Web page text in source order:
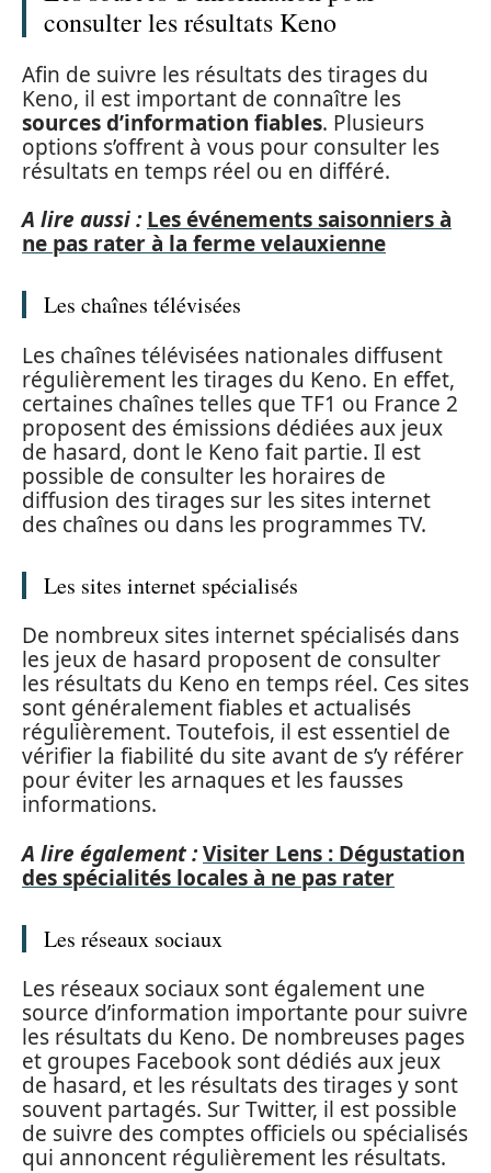
consulter les résultats Keno
Afin de suivre les résultats des tirages du
Keno, il est important de connaître les
sources d’information fiables. Plusieurs
options s’offrent à vous pour consulter les
résultats en temps réel ou en différé.
A lire aussi : Les événements saisonniers à
ne pas rater à la ferme velauxienne
Les chaînes télévisées
Les chaînes télévisées nationales diffusent
régulièrement les tirages du Keno. En effet,
certaines chaînes telles que TF1 ou France 2
proposent des émissions dédiées aux jeux
de hasard, dont le Keno fait partie. Il est
possible de consulter les horaires de
diffusion des tirages sur les sites internet
des chaînes ou dans les programmes TV.
Les sites internet spécialisés
De nombreux sites internet spécialisés dans
les jeux de hasard proposent de consulter
les résultats du Keno en temps réel. Ces sites
sont généralement fiables et actualisés
régulièrement. Toutefois, il est essentiel de
vérifier la fiabilité du site avant de s’y référer
pour éviter les arnaques et les fausses
informations.
A lire également :Visiter Lens : Dégustation
des spécialités locales à ne pas rater
Les réseaux sociaux
Les réseaux sociaux sont également une
source d’information importante pour suivre
les résultats du Keno. De nombreuses pages
et groupes Facebook sont dédiés aux jeux
de hasard, et les résultats des tirages y sont
souvent partagés. Sur Twitter, il est possible
de suivre des comptes officiels ou spécialisés
qui annoncent régulièrement les résultats.